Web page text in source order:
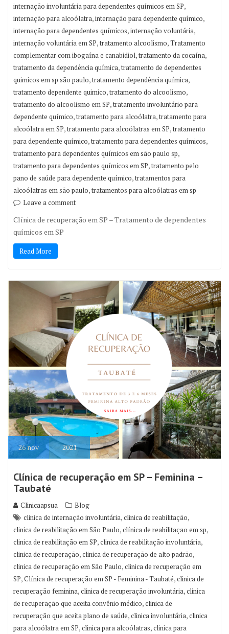
internação involuntária para dependentes químicos em SP,
internação para alcoólatra,internação para dependente químico,
internação para dependentes químicos,internação voluntária,
internação voluntária em SP,tratamento alcoolismo,Tratamento
complementar com ibogaína e canabidiol,tratamento da cocaína,
tratamento da dependência química,tratamento de dependentes
quimicos em sp são paulo,tratamento dependência química,
tratamento dependente quimico,tratamento do alcoolismo,
tratamento do alcoolismo em SP,tratamento involuntário para
dependente químico,tratamento para alcoólatra,tratamento para
alcoólatra em SP,tratamento para alcoólatras em SP,tratamento
para dependente químico,tratamento para dependentes químicos,
tratamento para dependentes químicos em são paulo sp,
tratamento para dependentes químicos em SP,tratamento pelo
pano de saúde para dependente químico,tratamentos para
alcoólatras em são paulo,tratamentos para alcoólatras em sp
Leave a comment
Clínica de recuperação em SP – Tratamento de dependentes
químicos em SP
Read More
26nov 2021
Clínica de recuperação em SP – Feminina –
Taubaté
Clinicaapsua
Blog
clinica de internação involuntária,clinica de reabilitação,
clinica de reabilitação em São Paulo,clínica de reabilitaçao em sp,
clinica de reabilitação em SP,clinica de reabilitação involuntária,
clinica de recuperação,clinica de recuperação de alto padrão,
clinica de recuperação em São Paulo,clinica de recuperação em
SP,Clínica de recuperação em SP - Feminina - Taubaté,clinica de
recuperação feminina,clinica de recuperação involuntária,clinica
de recuperação que aceita convênio médico,clinica de
recuperação que aceita plano de saúde,clinica involuntária,clinica
para alcoólatra em SP,clinica para alcoólatras,clinica para